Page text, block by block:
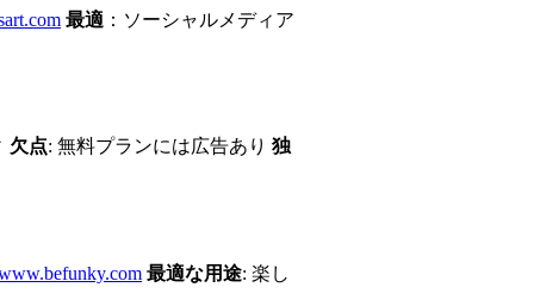
最適 ：ソーシャルメディア
欠点: 無料プランには広告あり 独
最適な用途: 楽し